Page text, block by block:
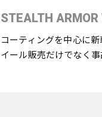
STEALTH ARMOR
コーティングを中心に
イール販売だけでなく